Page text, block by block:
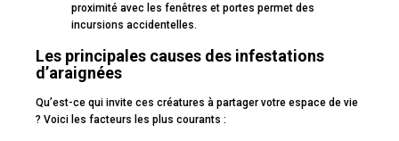
proximité avec les fenêtres et portes permet des
incursions accidentelles.
Les principales causes des infestations
d’araignées
Qu’est-ce qui invite ces créatures à partager votre espace de vie
? Voici les facteurs les plus courants :